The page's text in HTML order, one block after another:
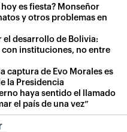
es fiesta? Monseñor
y otros problemas en
el desarrollo de Bolivia:
con instituciones, no entre
captura de Evo Morales es
la Presidencia
haya sentido el llamado
el país de una vez”